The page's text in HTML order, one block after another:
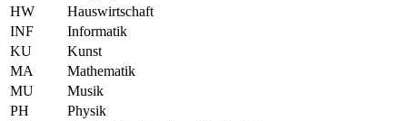
HW
Hauswirtschaft
INF
Informatik
KU
Kunst
MA
Mathematik
MU
Musik
PH
Physik